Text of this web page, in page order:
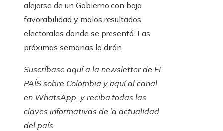
alejarse de un Gobierno con baja
favorabilidad y malos resultados
electorales donde se presentó. Las
próximas semanas lo dirán.
Suscríbase aquía la newsletter de EL
PAÍS sobre Colombia y aquí al canal
en WhatsApp, y reciba todas las
claves informativas de la actualidad
del país.